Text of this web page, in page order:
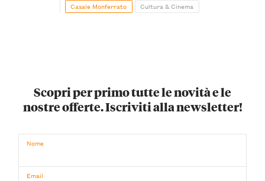
Casale Monferrato Cultura & Cinema
Scopri per primo tutte le novità e le
nostre offerte. Iscriviti alla newsletter!
Nome
Email